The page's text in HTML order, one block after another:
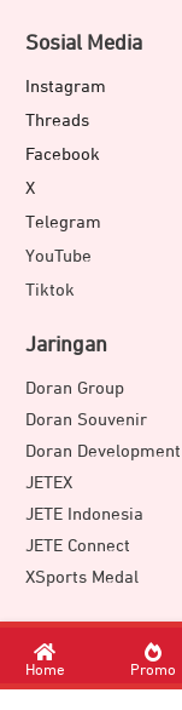
Sosial Media
Instagram
Threads
Facebook
X
Telegram
YouTube
Tiktok
Jaringan
Doran Group
Doran Souvenir
Doran Development
JETEX
JETE Indonesia
JETE Connect
XSports Medal
Download Apps
Home Promo